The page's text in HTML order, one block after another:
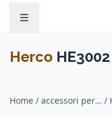
Herco
Home / accessori per fiati / Herco /